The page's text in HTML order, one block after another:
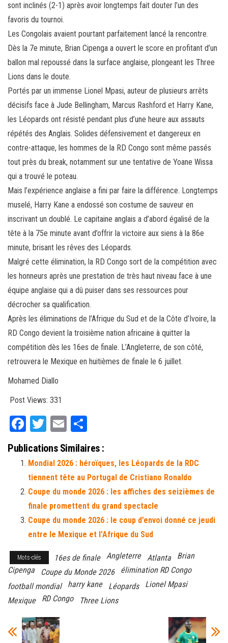
sont inclinés (2-1) après avoir longtemps fait douter l’un des
favoris du tournoi.
Les Congolais avaient pourtant parfaitement lancé la rencontre.
Dès la 7e minute, Brian Cipenga a ouvert le score en profitant d’un
ballon mal repoussé dans la surface anglaise, plongeant les Three
Lions dans le doute.
Portés par un immense Lionel Mpasi, auteur de plusieurs arrêts
décisifs face à Jude Bellingham, Marcus Rashford et Harry Kane,
les Léopards ont résisté pendant plus d’une heure aux assauts
répétés des Anglais. Solides défensivement et dangereux en
contre-attaque, les hommes de la RD Congo sont même passés
tout près du break, notamment sur une tentative de Yoane Wissa
qui a trouvé le poteau.
Mais l’expérience anglaise a fini par faire la différence. Longtemps
muselé, Harry Kane a endossé son costume de sauveur en
inscrivant un doublé. Le capitaine anglais a d’abord égalisé de la
tête à la 75e minute avant d’offrir la victoire aux siens à la 86e
minute, brisant les rêves des Léopards.
Malgré cette élimination, la RD Congo sort de la compétition avec
les honneurs après une prestation de très haut niveau face à une
équipe anglaise qui a dû puiser dans ses ressources pour
décrocher sa qualification.
Après les éliminations de l’Afrique du Sud et de la Côte d’Ivoire, la
RD Congo devient la troisième nation africaine à quitter la
compétition dès les 16es de finale. L’Angleterre, de son côté,
retrouvera le Mexique en huitièmes de finale le 6 juillet.
Mohamed Diallo
Post Views: 331
Fa
ce
bo
ok
T
tt
er
E
m
ail ag
er
Publications Similaires :
Mondial 2026 : héroïques, les Léopards de la RDC
tiennent tête au Portugal de Cristiano Ronaldo
Coupe du monde 2026 : les affiches des seizièmes de
finale promettent du grand spectacle
Coupe du monde 2026 : le coup d’envoi donné ce jeudi
entre le Mexique et l’Afrique du Sud
Mots-clés 16es de finale Angleterre Atlanta
Brian
Cipenga
Coupe du Monde 2026
élimination RD Congo
football mondial
harry kane Léopards
Lionel Mpasi
Mexique
RD Congo Three Lions